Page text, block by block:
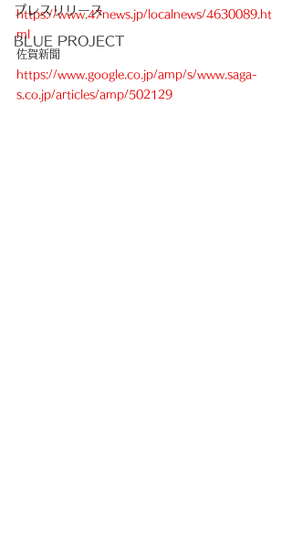
プレスリリース
BLUE PROJECT
https://www.47news.jp/localnews/4630089.ht
ml
佐賀新聞
https://www.google.co.jp/amp/s/www.saga-
s.co.jp/articles/amp/502129